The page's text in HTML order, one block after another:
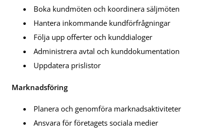
Boka kundmöten och koordinera säljmöten
Hantera inkommande kundförfrågningar
Följa upp offerter och kunddialoger
Administrera avtal och kunddokumentation
Uppdatera prislistor
Marknadsföring
Planera och genomföra marknadsaktiviteter
Ansvara för företagets sociala medier